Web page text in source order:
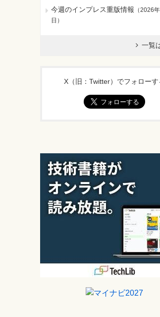
今週のインプレス重版情報 （2026
日 ）
一覧
X（旧：Twitter）でフォローす